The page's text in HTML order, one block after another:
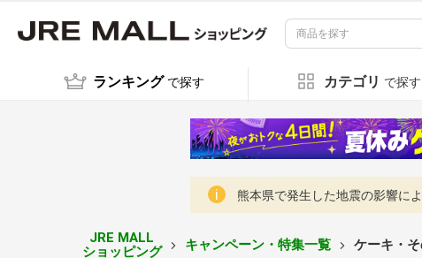
ランキング で探す カテゴリ で探す
熊本県で発生した地震の影響に
JRE MALL
ショッピング
キャンペーン・特集一覧 ケーキ・